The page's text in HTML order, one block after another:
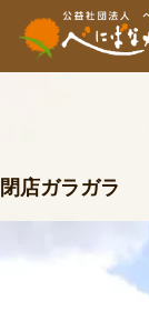
閉店ガラガラ